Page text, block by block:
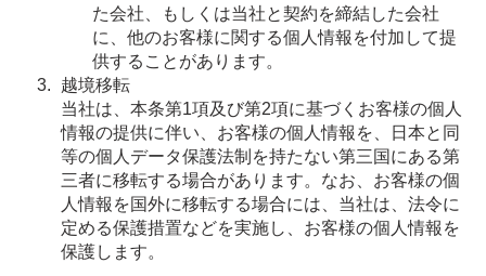
た会社、もしくは当社と契約を締結した会社
に、他のお客様に関する個人情報を付加して提
供することがあります。
越境移転
当社は、本条第1項及び第2項に基づくお客様の個人
情報の提供に伴い、お客様の個人情報を、日本と同
等の個人データ保護法制を持たない第三国にある第
三者に移転する場合があります。なお、お客様の個
人情報を国外に移転する場合には、当社は、法令に
定める保護措置などを実施し、お客様の個人情報を
保護します。